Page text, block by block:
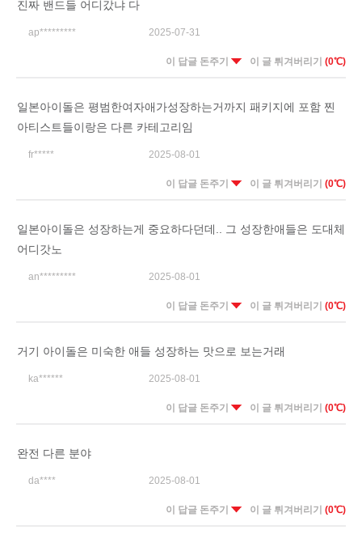
진짜 밴드들 어디갔냐 다
ap********* 2025-07-31
이 답글 돈주기 이 글 튀겨버리기 (0℃)
일본아이돌은 평범한여자애가성장하는거까지 패키지에 포함 찐
아티스트들이랑은 다른 카테고리임
fr***** 2025-08-01
이 답글 돈주기 이 글 튀겨버리기 (0℃)
일본아이돌은 성장하는게 중요하다던데.. 그 성장한애들은 도대체
어디갓노
an********* 2025-08-01
이 답글 돈주기 이 글 튀겨버리기 (0℃)
거기 아이돌은 미숙한 애들 성장하는 맛으로 보는거래
ka****** 2025-08-01
이 답글 돈주기 이 글 튀겨버리기 (0℃)
완전 다른 분야
da**** 2025-08-01
이 답글 돈주기 이 글 튀겨버리기 (0℃)